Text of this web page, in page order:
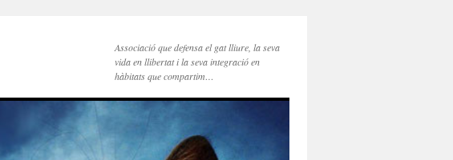
Associació que defensa el gat lliure, la seva
vida en llibertat i la seva integració en
hàbitats que compartim…